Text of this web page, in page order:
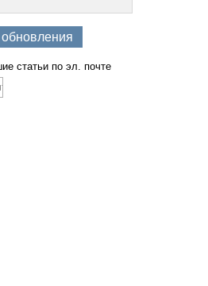
статьи по эл. почте